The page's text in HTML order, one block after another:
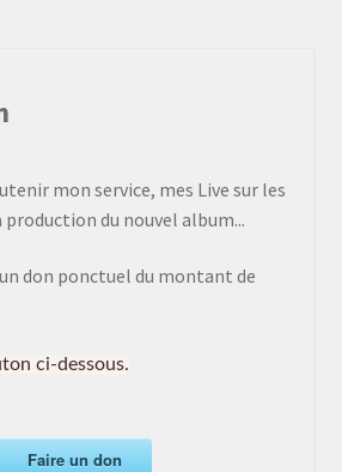
mon service, mes Live sur les
production du nouvel album...
don ponctuel du montant de
ci-dessous.
Faire un don